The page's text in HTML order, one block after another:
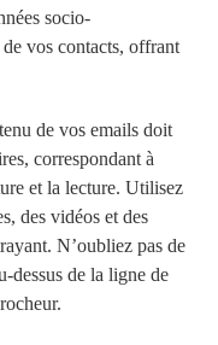
socio-
vos contacts, offrant
de vos emails doit
correspondant à
et la lecture. Utilisez
des vidéos et des
N’oubliez pas de
dessus de la ligne de